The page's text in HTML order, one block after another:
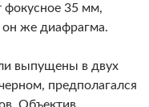
фокусное 35 мм,
он же диафрагма.
выпущены в двух
предполагался
Объектив